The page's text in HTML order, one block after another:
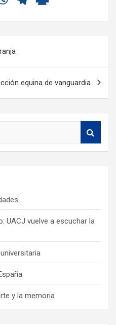
equina de vanguardia
UACJ vuelve a escuchar la
y la memoria